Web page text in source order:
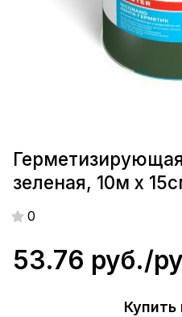
зеленая, 10м х
0
53.76 руб./
Купить